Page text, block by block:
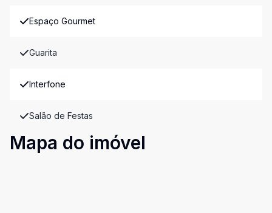
Espaço Gourmet
Guarita
Interfone
Salão de Festas
Mapa do imóvel